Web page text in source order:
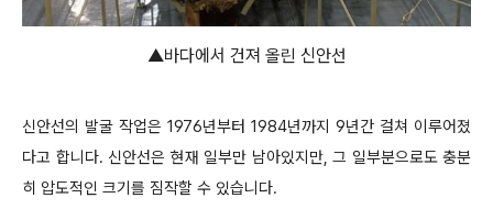
▲바다에서 건져 올린 신안선
신안선의 발굴 작업은 1976년부터 1984년까지 9년간 걸쳐 이루어졌
다고 합니다. 신안선은 현재 일부만 남아있지만, 그 일부분으로도 충분
히 압도적인 크기를 짐작할 수 있습니다.